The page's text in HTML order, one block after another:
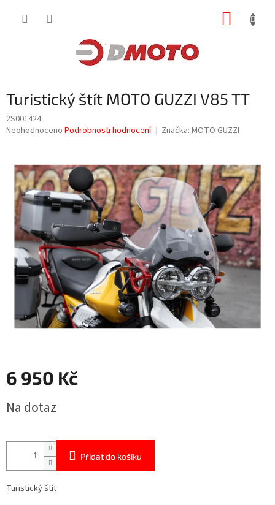
Turistický štít MOTO GUZZI V85 TT
2S001424
Průměrné
0,0
hvězdiček.
Neohodnoceno Podrobnosti hodnocení Značka: MOTO GUZZI
6 950 Kč
cena:
Na dotaz
Přidat do košíku
Turistický štít